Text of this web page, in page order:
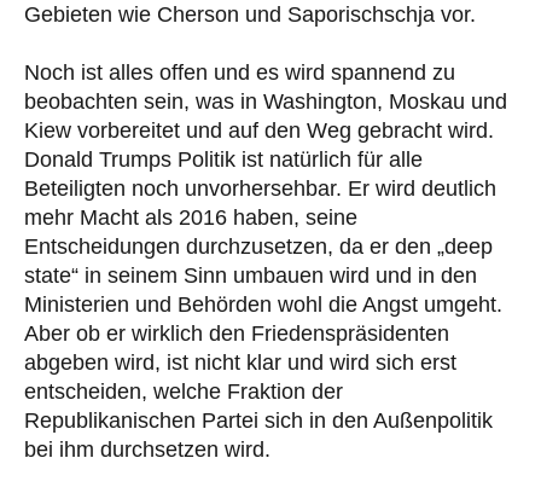
Gebieten wie Cherson und Saporischschja vor.
Noch ist alles offen und es wird spannend zu
beobachten sein, was in Washington, Moskau und
Kiew vorbereitet und auf den Weg gebracht wird.
Donald Trumps Politik ist natürlich für alle
Beteiligten noch unvorhersehbar. Er wird deutlich
mehr Macht als 2016 haben, seine
Entscheidungen durchzusetzen, da er den „deep
state“ in seinem Sinn umbauen wird und in den
Ministerien und Behörden wohl die Angst umgeht.
Aber ob er wirklich den Friedenspräsidenten
abgeben wird, ist nicht klar und wird sich erst
entscheiden, welche Fraktion der
Republikanischen Partei sich in den Außenpolitik
bei ihm durchsetzen wird.